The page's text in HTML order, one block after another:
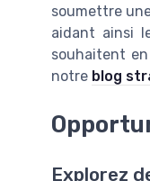
soumettre
aidant ainsi
souhaitent
notre blog
Explorez